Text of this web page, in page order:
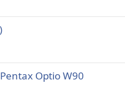
Optio W90